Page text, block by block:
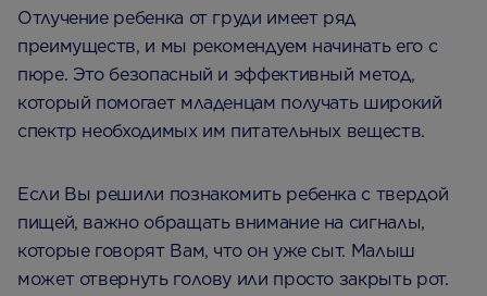
Отлучение ребенка от груди имеет ряд
преимуществ, и мы рекомендуем начинать его с
пюре. Это безопасный и эффективный метод,
который помогает младенцам получать широкий
спектр необходимых им питательных веществ.
Если Вы решили познакомить ребенка с твердой
пищей, важно обращать внимание на сигналы,
которые говорят Вам, что он уже сыт. Малыш
может отвернуть голову или просто закрыть рот.